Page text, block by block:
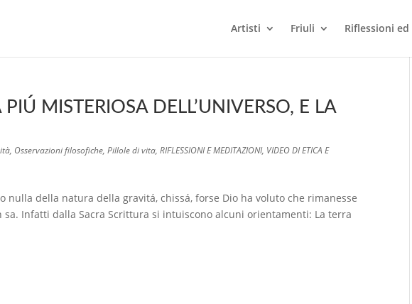
Artisti Friuli Riflessioni ed
MISTERIOSA DELL’UNIVERSO, E LA
, Osservazioni filosofiche, Pillole di vita, RIFLESSIONI E MEDITAZIONI, VIDEO DI ETICA E
nulla della natura della gravitá, chissá, forse Dio ha voluto che rimanesse
Infatti dalla Sacra Scrittura si intuiscono alcuni orientamenti: La terra